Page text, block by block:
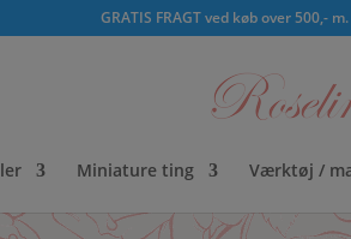
GRATIS FRAGT ved køb over 500,-
Miniature ting Værktøj /